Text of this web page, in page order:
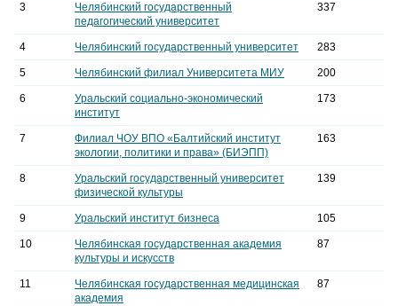
3
Челябинский государственный
педагогический университет
337
4 Челябинский государственный университет 283
5 Челябинский филиал Университета МИУ 200
6
Уральский социально-экономический
институт
173
7
Филиал ЧОУ ВПО «Балтийский институт
экологии, политики и права» (БИЭПП)
163
8
Уральский государственный университет
физической культуры
139
9 Уральский институт бизнеса 105
10
Челябинская государственная академия
культуры и искусств
87
11
Челябинская государственная медицинская
академия
87